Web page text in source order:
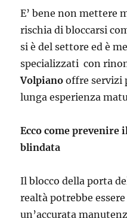
E’ bene non mettere
rischia di bloccarsi
si è del settore ed è
specializzati con
Volpiano offre servizi
lunga esperienza
Ecco come prevenire
blindata
Il blocco della porta
realtà potrebbe
un’accurata